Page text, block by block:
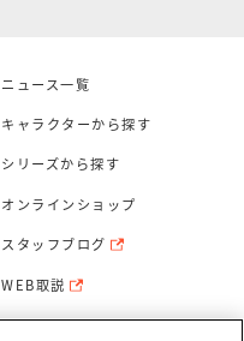
ニュース一覧
キャラクターから探す
シリーズから探す
オンラインショップ
スタッフブログ
WEB取説